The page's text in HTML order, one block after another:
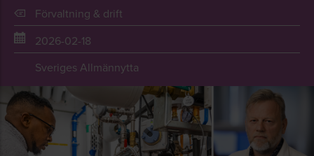
Förvaltning & drift
2026-02-18
Sveriges Allmännytta